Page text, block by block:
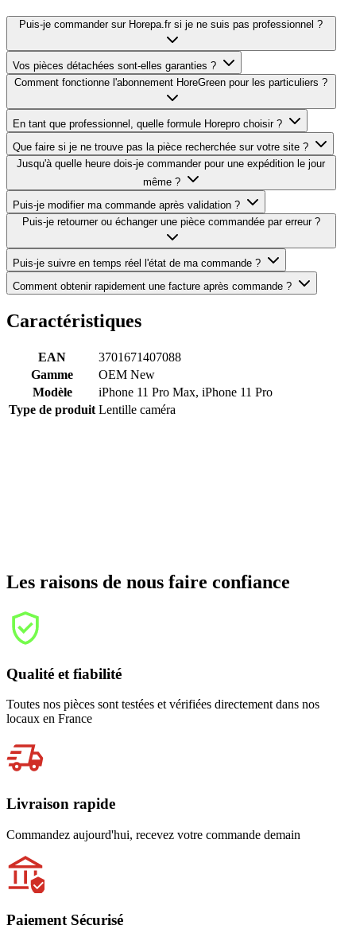
Puis-je commander sur Horepa.fr si je ne suis pas professionnel ?
Vos pièces détachées sont-elles garanties ?
Comment fonctionne l'abonnement HoreGreen pour les particuliers ?
En tant que professionnel, quelle formule Horepro choisir ?
Que faire si je ne trouve pas la pièce recherchée sur votre site ?
Jusqu'à quelle heure dois-je commander pour une expédition le jour
même ?
Puis-je modifier ma commande après validation ?
Puis-je retourner ou échanger une pièce commandée par erreur ?
Puis-je suivre en temps réel l'état de ma commande ?
Comment obtenir rapidement une facture après commande ?
Caractéristiques
EAN
3701671407088
Gamme
OEM New
Modèle
iPhone 11 Pro Max, iPhone 11 Pro
Type de produit Lentille caméra
Les raisons de nous faire confiance
Qualité et fiabilité
Toutes nos pièces sont testées et vérifiées directement dans nos
locaux en France
Livraison rapide
Commandez aujourd'hui, recevez votre commande demain
Paiement Sécurisé